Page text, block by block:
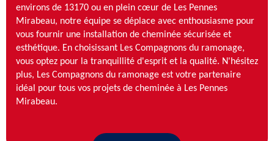
environs de 13170 ou en plein cœur de Les Pennes
Mirabeau, notre équipe se déplace avec enthousiasme pour
vous fournir une installation de cheminée sécurisée et
esthétique. En choisissant Les Compagnons du ramonage,
vous optez pour la tranquillité d'esprit et la qualité. N'hésitez
plus, Les Compagnons du ramonage est votre partenaire
idéal pour tous vos projets de cheminée à Les Pennes
Mirabeau.